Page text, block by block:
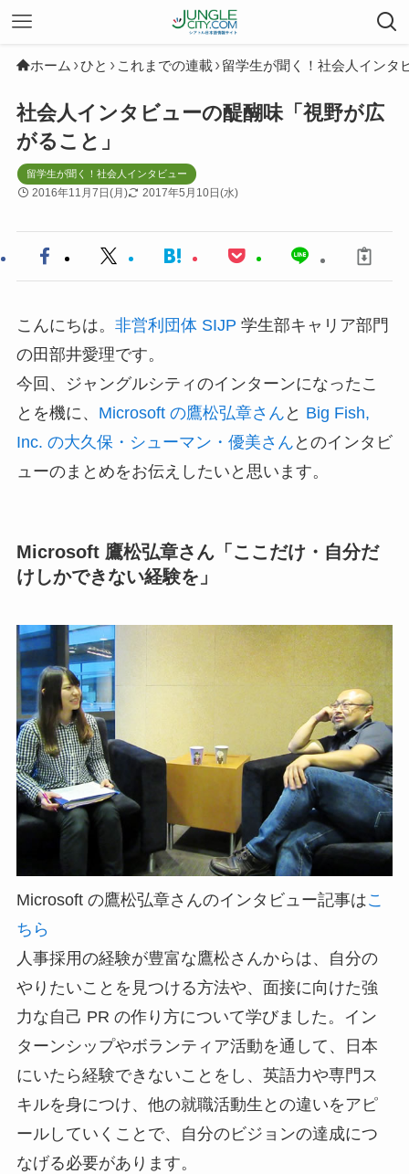
ホーム ひと これまでの連載 留学生が聞く！社会人インタ
社会人インタビューの醍醐味「視野が広
がること」
留学生が聞く！社会人インタビュー
2016年11月7日(月) 2017年5月10日(水)
こんにちは。 非営利団体 SIJP 学生部キャリア部門
の田部井愛理です。
今回、ジャングルシティのインターンになったこ
とを機に、 Microsoft の鷹松弘章さん と Big Fish,
Inc. の大久保・シューマン・優美さん とのインタビ
ューのまとめをお伝えしたいと思います。
Microsoft 鷹松弘章さん「ここだけ・自分だ
けしかできない経験を」
Microsoft の鷹松弘章さんのインタビュー記事はこ
ちら
人事採用の経験が豊富な鷹松さんからは、自分の
やりたいことを見つける方法や、面接に向けた強
力な自己 PR の作り方について学びました。イン
ターンシップやボランティア活動を通して、日本
にいたら経験できないことをし、英語力や専門ス
キルを身につけ、他の就職活動生との違いをアピ
ールしていくことで、自分のビジョンの達成につ
なげる必要があります。